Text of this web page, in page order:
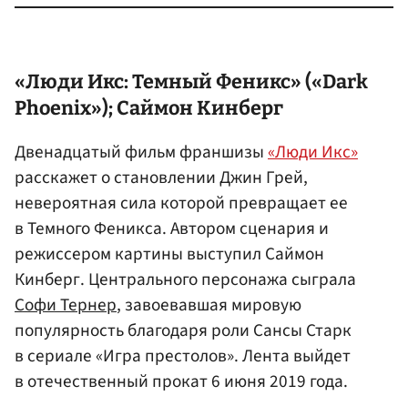
«Люди Икс: Темный Феникс» («Dark
Phoenix»);Саймон Кинберг
Двенадцатый фильм франшизы«Люди Икс»
расскажет о становлении Джин Грей,
невероятная сила которой превращает ее
в Темного Феникса. Автором сценария и
режиссером картины выступил Саймон
Кинберг. Центрального персонажа сыграла
Софи Тернер, завоевавшая мировую
популярность благодаря роли Сансы Старк
в сериале «Игра престолов». Лента выйдет
в отечественный прокат 6 июня 2019 года.